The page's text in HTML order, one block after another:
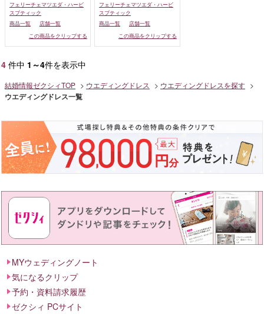
フェリーチェマツエダ・ハービ
スブティック
商品一覧
店舗一覧
この商品をクリップする
フェリーチェマツエダ・ハービ
スブティック
商品一覧
店舗一覧
この商品をクリップする
4 件中 1～4件を表示中
結婚情報ゼクシィTOP ウエディングドレス ウエディングドレスを探す
ウエディングドレス一覧
MYウェディングノート
気になるクリップ
予約・資料請求履歴
ゼクシィ PCサイト